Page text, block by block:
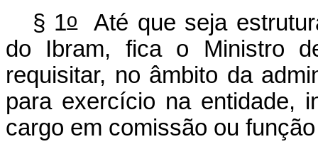
§ 1oAté que seja
do Ibram, fica o Ministro
requisitar, no âmbito da
para exercício na entidade,
cargo em comissão ou